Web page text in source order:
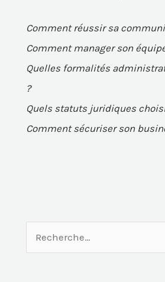
Comment réussir sa
Comment manager son
Quelles formalités
?
Quels statuts juridiques
Comment sécuriser son